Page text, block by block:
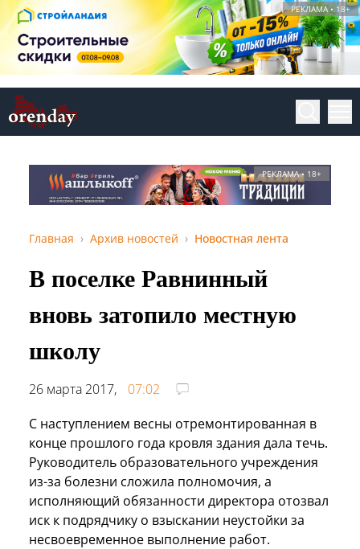
РЕКЛАМА • 18+
РЕКЛАМА • 18+
Главная Архив новостей Новостная лента
В поселке Равнинный
вновь затопило местную
школу
26 марта 2017,
07:02
С наступлением весны отремонтированная в
конце прошлого года кровля здания дала течь.
Руководитель образовательного учреждения
из-за болезни сложила полномочия, а
исполняющий обязанности директора отозвал
иск к подрядчику о взыскании неустойки за
несвоевременное выполнение работ.